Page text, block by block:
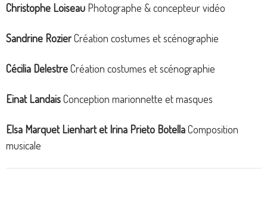
Christophe Loiseau Photographe & concepteur vidéo
Sandrine RozierCréation costumes et scénographie
Cécilia DelestreCréation costumes et scénographie
Einat LandaisConception marionnette et masques
Elsa Marquet Lienhart et Irina Prieto BotellaComposition
musicale